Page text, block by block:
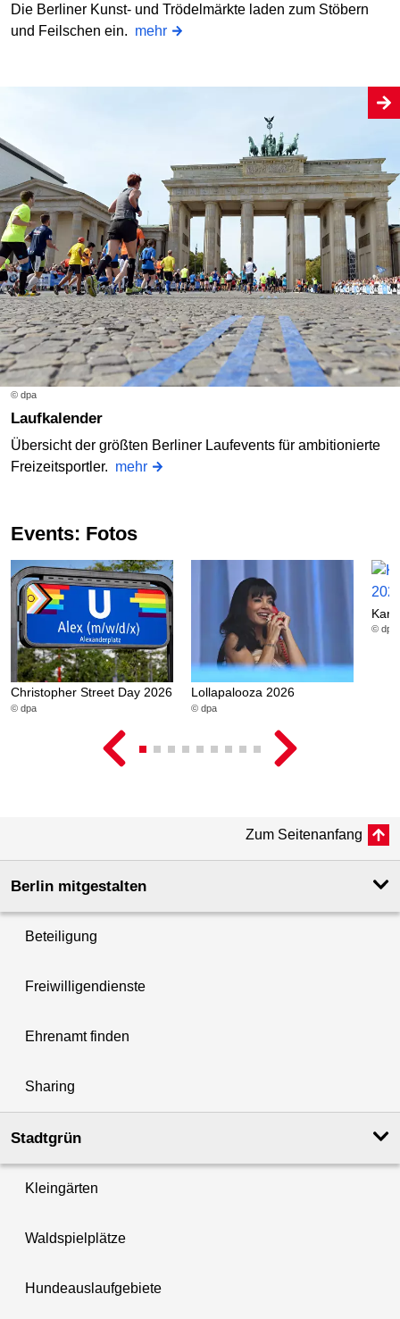
Die Berliner Kunst- und Trödelmärkte laden zum Stöbern
und Feilschen ein. mehr
© dpa
Laufkalender
Übersicht der größten Berliner Laufevents für ambitionierte
Freizeitsportler. mehr
Events: Fotos
Christopher Street Day 2026
© dpa
Lollapalooza 2026
© dpa
© dpa
Zum Seitenanfang
Berlin mitgestalten
Beteiligung
Freiwilligendienste
Ehrenamt finden
Sharing
Stadtgrün
Kleingärten
Waldspielplätze
Hundeauslaufgebiete